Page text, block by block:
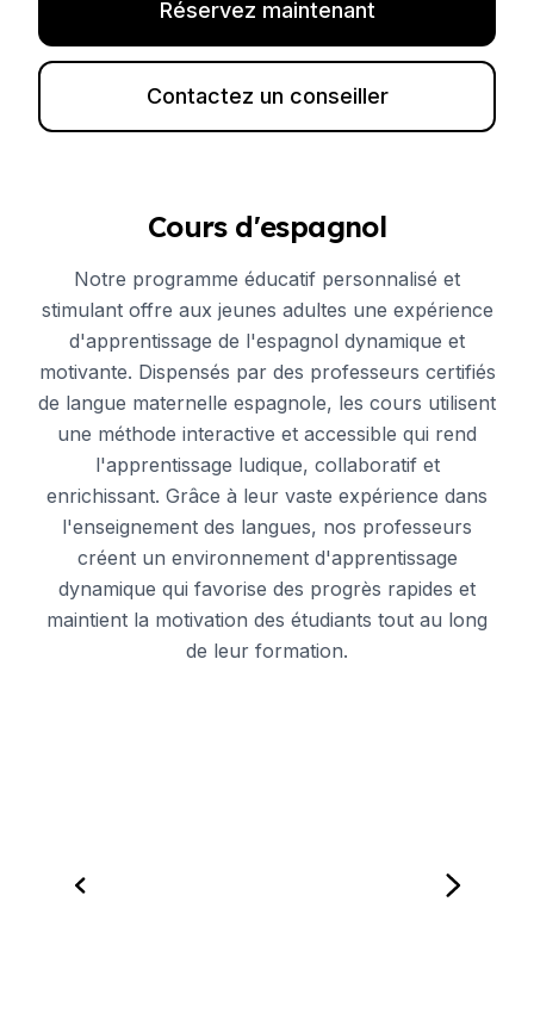
Réservez maintenant
Contactez un conseiller
Cours d'espagnol
Notre programme éducatif personnalisé et
stimulant offre aux jeunes adultes une expérience
d'apprentissage de l'espagnol dynamique et
motivante. Dispensés par des professeurs certifiés
de langue maternelle espagnole, les cours utilisent
une méthode interactive et accessible qui rend
l'apprentissage ludique, collaboratif et
enrichissant. Grâce à leur vaste expérience dans
l'enseignement des langues, nos professeurs
créent un environnement d'apprentissage
dynamique qui favorise des progrès rapides et
maintient la motivation des étudiants tout au long
de leur formation.